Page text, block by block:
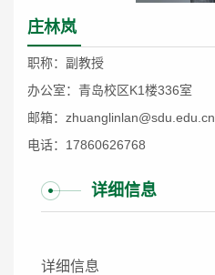
庄林岚
职称：副教授
办公室：青岛校区K1楼336室
邮箱：zhuanglinlan@sdu.edu.cn
电话：17860626768
详细信息
详细信息